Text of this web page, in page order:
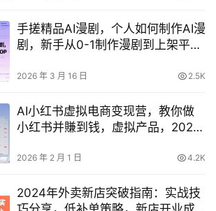
手搓精品AI漫剧，个人如何制作AI漫
剧，新手从0-1制作漫剧到上架平台
2026 年 3 月 16 日 2.5K
AI小红书虚拟电商变现营，教你做
小红书并賺到钱，虚拟产品，2026
新中）
2026 年 2 月 1 日 4.2K
2024年外卖新店突破指南：实战技